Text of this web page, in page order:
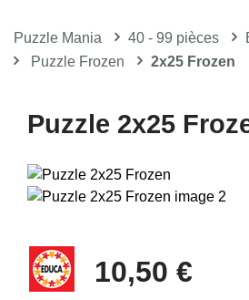
Puzzle Mania 40 - 99 pièces
Puzzle Frozen
2x25 Frozen
Puzzle 2x25
10,50 €